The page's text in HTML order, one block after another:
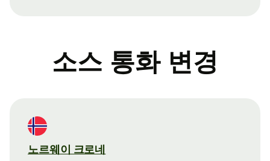
소스 통화 변경
노르웨이 크로네